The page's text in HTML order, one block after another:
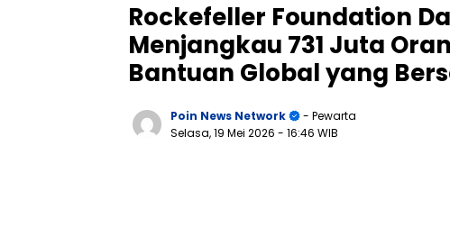
Rockefeller Foundation
Menjangkau 731 Juta
Bantuan Global yang
Poin News Network
- Pewarta
Selasa, 19 Mei 2026 - 16:46 WIB